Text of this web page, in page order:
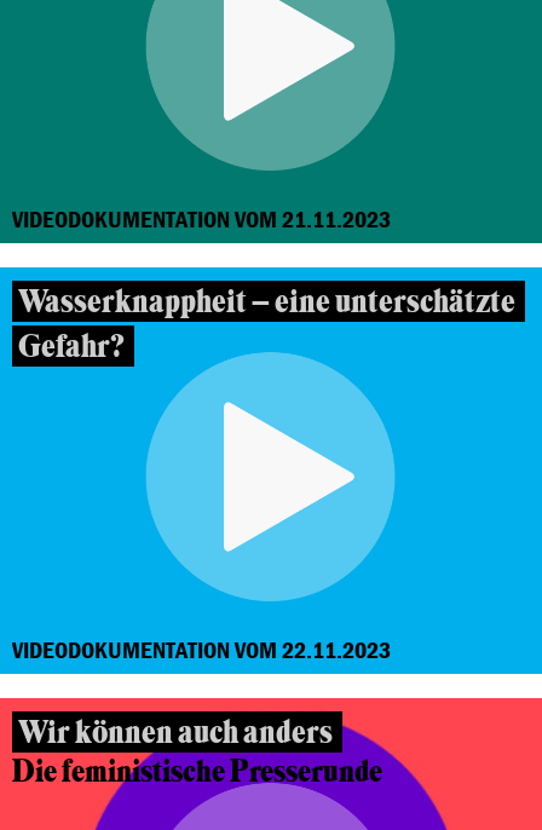
VIDEODOKUMENTATION VOM 21.11.2023
Wasserknappheit – eine unterschätzte
Gefahr?
VIDEODOKUMENTATION VOM 22.11.2023
Wir können auch anders
Die feministische Presserunde